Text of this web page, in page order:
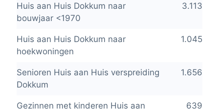
Huis aan Huis Dokkum naar
bouwjaar <1970
3.113
Huis aan Huis Dokkum naar
hoekwoningen
1.045
Senioren Huis aan Huis verspreiding
Dokkum
1.656
Gezinnen met kinderen Huis aan
639